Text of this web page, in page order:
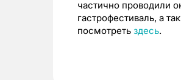
частично проводили
гастрофестиваль, а
посмотреть здесь.